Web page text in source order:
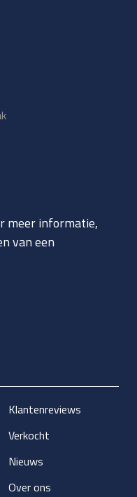
meer informatie,
van een
Klantenreviews
Verkocht
Nieuws
Over ons